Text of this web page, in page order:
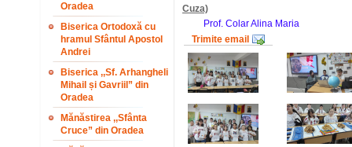
Oradea
Biserica Ortodoxă cu
hramul Sfântul Apostol
Andrei
Biserica ,,Sf. Arhangheli
Mihail și Gavriil” din
Oradea
Mănăstirea ,,Sfânta
Cruce” din Oradea
Cuza)
Prof. Colar Alina Maria
Trimite email